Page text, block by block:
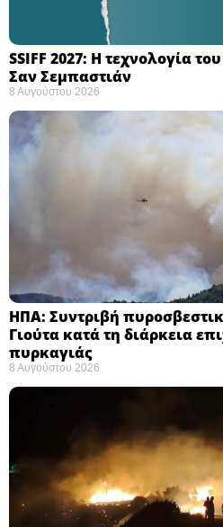
SSIFF 2027: Η τεχνολογία
Σαν Σεμπαστιάν ​
8 Αυγούστου 2026
ΗΠΑ: Συντριβή
Γιούτα κατά τη διάρκεια
πυρκαγιάς ​
8 Αυγούστου 2026